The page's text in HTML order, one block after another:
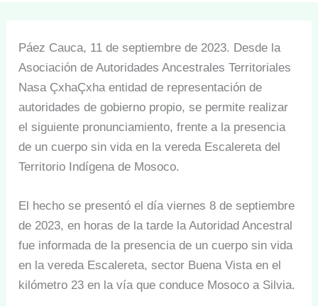
Páez Cauca, 11 de septiembre de 2023. Desde la
Asociación de Autoridades Ancestrales Territoriales
Nasa ÇxhaÇxha entidad de representación de
autoridades de gobierno propio, se permite realizar
el siguiente pronunciamiento, frente a la presencia
de un cuerpo sin vida en la vereda Escalereta del
Territorio Indígena de Mosoco.
El hecho se presentó el día viernes 8 de septiembre
de 2023, en horas de la tarde la Autoridad Ancestral
fue informada de la presencia de un cuerpo sin vida
en la vereda Escalereta, sector Buena Vista en el
kilómetro 23 en la vía que conduce Mosoco a Silvia.